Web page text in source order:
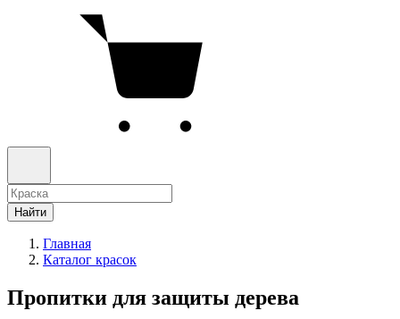
Найти
Главная
Каталог красок
Пропитки для защиты дерева